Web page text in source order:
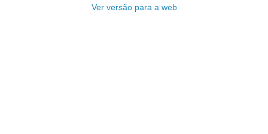
Ver versão para a web